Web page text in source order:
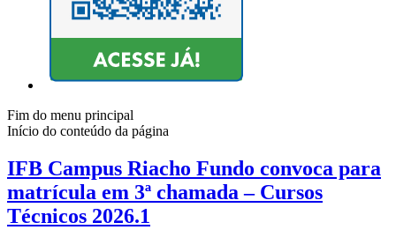
Fim do menu principal
Início do conteúdo da página
IFB Campus Riacho Fundo convoca para
matrícula em 3ª chamada – Cursos
Técnicos 2026.1